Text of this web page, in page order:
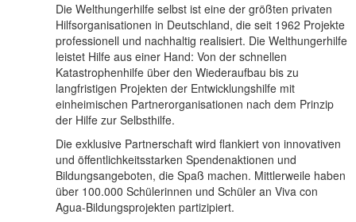
Die Welthungerhilfe selbst ist eine der größten privaten
Hilfsorganisationen in Deutschland, die seit 1962 Projekte
professionell und nachhaltig realisiert. Die Welthungerhilfe
leistet Hilfe aus einer Hand: Von der schnellen
Katastrophenhilfe über den Wiederaufbau bis zu
langfristigen Projekten der Entwicklungshilfe mit
einheimischen Partnerorganisationen nach dem Prinzip
der Hilfe zur Selbsthilfe.
Die exklusive Partnerschaft wird flankiert von innovativen
und öffentlichkeitsstarken Spendenaktionen und
Bildungsangeboten, die Spaß machen. Mittlerweile haben
über 100.000 Schülerinnen und Schüler an Viva con
Agua-Bildungsprojekten partizipiert.